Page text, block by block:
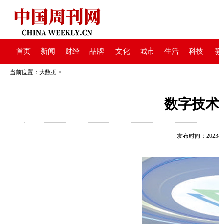
首页 新闻 财经 品牌 文化 城市 生活 科技
当前位置： 大数据 >
数字技
发布时间：